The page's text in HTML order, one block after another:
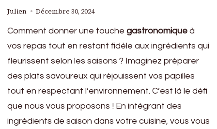
Julien Décembre 30, 2024
Comment donner une touche gastronomique à
vos repas tout en restant fidèle aux ingrédients qui
fleurissent selon les saisons ? Imaginez préparer
des plats savoureux qui réjouissent vos papilles
tout en respectant l’environnement. C’est là le défi
que nous vous proposons ! En intégrant des
ingrédients de saison dans votre cuisine, vous vous